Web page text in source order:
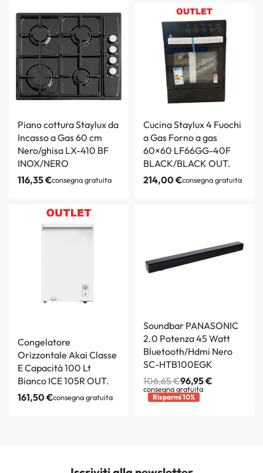
Piano cottura Staylux da
Incasso a Gas 60 cm
Nero/ghisa LX-410 BF
INOX/NERO
116,35€consegna gratuita
Cucina Staylux 4 Fuochi
a Gas Forno a gas
60×60 LF66GG-40F
BLACK/BLACK OUT.
214,00€consegna gratuita
Congelatore
Orizzontale Akai Classe
E Capacità 100 Lt
Bianco ICE 105R OUT.
161,50€consegna gratuita
Soundbar PANASONIC
2.0 Potenza 45 Watt
Bluetooth/Hdmi Nero
SC-HTB100EGK
106,65€96,95€
consegna gratuita
Risparmi 10%